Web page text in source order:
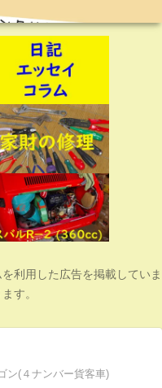
利用した広告を掲載していま
す。
ン(４ナンバー貨客車)